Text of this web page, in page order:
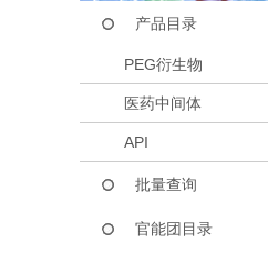
产品目录
PEG衍生物
医药中间体
API
批量查询
官能团目录